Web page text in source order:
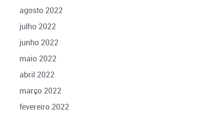
agosto 2022
julho 2022
junho 2022
maio 2022
abril 2022
março 2022
fevereiro 2022